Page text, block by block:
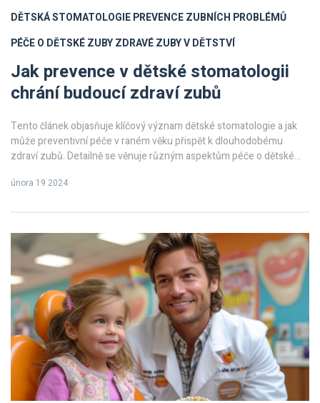
DĚTSKÁ STOMATOLOGIEPREVENCE ZUBNÍCH PROBLÉMŮ
PÉČE O DĚTSKÉ ZUBYZDRAVÉ ZUBY V DĚTSTVÍ
Jak prevence v dětské stomatologii
chrání budoucí zdraví zubů
Tento článek objasňuje klíčový význam dětské stomatologie a jak
může preventivní péče v raném věku přispět k dlouhodobému
zdraví zubů. Detailně se věnuje různým aspektům péče o dětské
návyků a předcházení běžným zubním problémům. Čtenáři se
února 19 2024